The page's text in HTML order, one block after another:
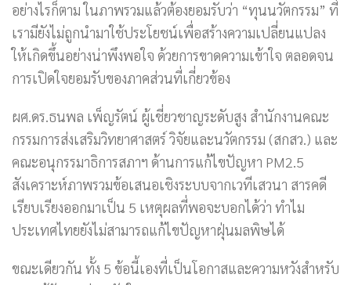
อย่างไรก็ตาม ในภาพรวมแล้วต้องยอมรับว่า “ทุนนวัตกรรม” ที่
เรามียังไม่ถูกนำมาใช้ประโยชน์เพื่อสร้างความเปลี่ยนแปลง
ให้เกิดขึ้นอย่างน่าพึงพอใจ ด้วยการขาดความเข้าใจ ตลอดจน
การเปิดใจยอมรับของภาคส่วนที่เกี่ยวข้อง
ผศ.ดร.ธนพล เพ็ญรัตน์ ผู้เชี่ยวชาญระดับสูง สำนักงานคณะ
กรรมการส่งเสริมวิทยาศาสตร์ วิจัยและนวัตกรรม (สกสว.) และ
คณะอนุกรรมาธิการสภาฯ ด้านการแก้ไขปัญหา PM2.5
สังเคราะห์ภาพรวมข้อเสนอเชิงระบบจากเวทีเสวนา สารคดี
เรียบเรียงออกมาเป็น 5 เหตุผลที่พอจะบอกได้ว่า ทำไม
ประเทศไทยยังไม่สามารถแก้ไขปัญหาฝุ่นมลพิษได้
ขณะเดียวกัน ทั้ง 5 ข้อนี้เองที่เป็นโอกาสและความหวังสำหรับ